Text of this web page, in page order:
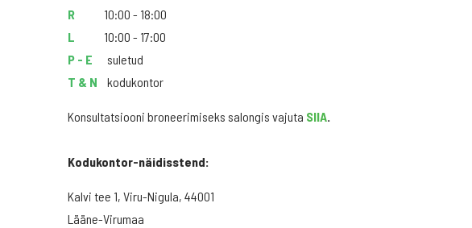
R
10:00 - 18:00
L
10:00 - 17:00
P - E suletud
T & N kodukontor
Konsultatsiooni broneerimiseks salongis vajuta SIIA.
Kodukontor-näidisstend:
Kalvi tee 1, Viru-Nigula, 44001
Lääne-Virumaa